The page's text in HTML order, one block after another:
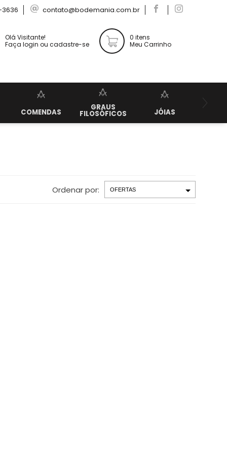
contato@bodemania.com.br
Olá Visitante!
Faça login ou cadastre-se
0 itens
Meu Carrinho
COMENDAS
GRAUS
FILOSÓFICOS JÓIAS
Ordenar por: